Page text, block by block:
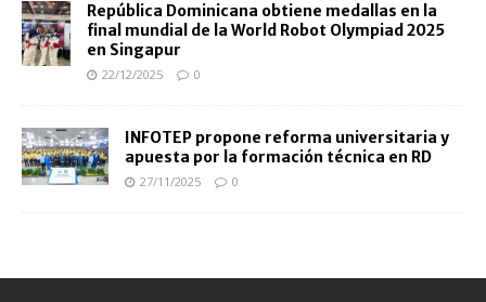
República Dominicana obtiene medallas en la
final mundial de la World Robot Olympiad 2025
en Singapur
22/12/2025 0
INFOTEP propone reforma universitaria y
apuesta por la formación técnica en RD
27/11/2025 0